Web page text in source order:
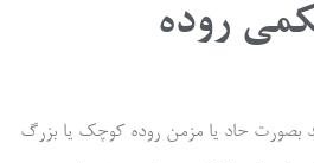
روده
بصورت حاد یا مزمن روده کوچک یا بزرگ